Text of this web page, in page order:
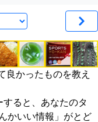
良かったものを教え
ると、あなたのタ
かいい情報」がとど